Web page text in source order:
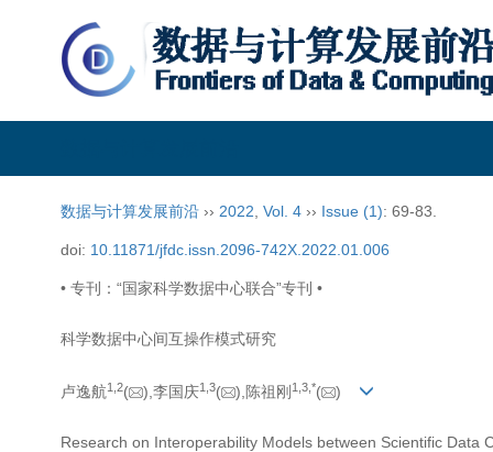
数据与计算发展前沿 ›› 2022 Vol. 4 ›› Issue (1): 69-83.
doi: 10.11871/jfdc.issn.2096-742X.2022.01.006
• 专刊：“国家科学数据中心联合”专刊 •
科学数据中心间互操作模式研究
卢逸航1, 2( ),李国庆1, 3( ),陈祖刚 1, 3, *( )
Research on Interoperability Models between Scientific Data